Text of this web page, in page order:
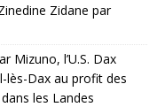
Zidane par
Mizuno, l’U.S. Dax
lès-Dax au profit des
les Landes